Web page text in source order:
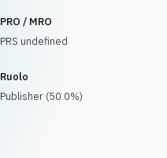
PRO / MRO
PRS undefined
Ruolo
Publisher (50.0%)